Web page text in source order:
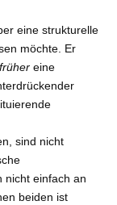
eine strukturelle
möchte. Er
frühereine
sind nicht
nicht einfach an
beiden ist